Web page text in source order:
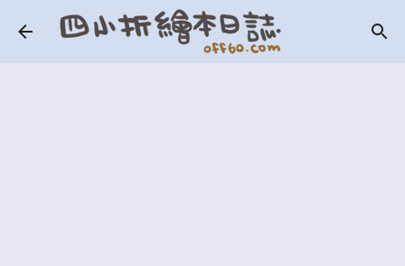
跳到主要內容